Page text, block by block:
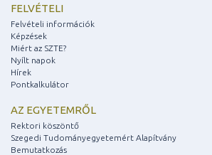
FELVÉTELI
Felvételi információk
Képzések
Miért az SZTE?
Nyílt napok
Hírek
Pontkalkulátor
AZ EGYETEMRŐL
Rektori köszöntő
Szegedi Tudományegyetemért Alapítvány
Bemutatkozás